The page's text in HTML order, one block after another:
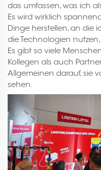
das umfassen, was ich
Es wird wirklich
Dinge herstellen, an die
die Technologien
Es gibt so viele
Kollegen als auch
Allgemeinen darauf, sie
sehen.